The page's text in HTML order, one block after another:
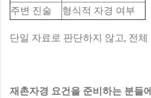
주변 진술
형식적 자경 여부
단일 자료로 판단하지 않고, 전체
재촌자경 요건을 준비하는 분들